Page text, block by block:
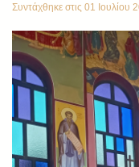
Συντάχθηκε στις 01 Ιουλίου